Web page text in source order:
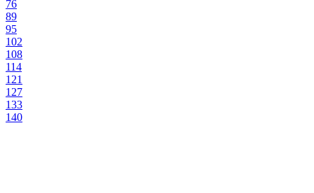
76
89
95
102
108
114
121
127
133
140